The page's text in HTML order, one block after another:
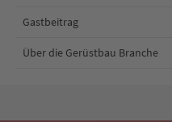
Gastbeitrag
Über die Gerüstbau Branche